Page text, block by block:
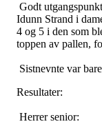
Godt
Idunn Strand i
4 og 5 i den som
toppen av pallen,
Sistnevnte var
Resultater:
Herrer senior: